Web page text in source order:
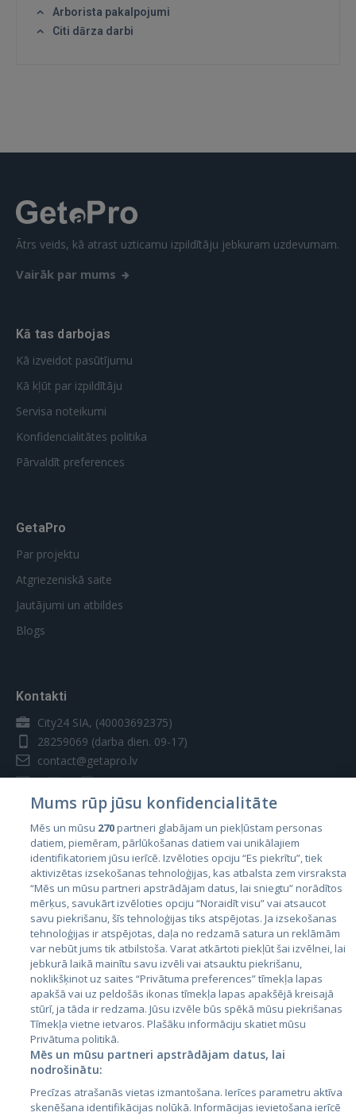
Arborista pakalpojumi
Citi dārza darbi
Ātrs veids, kā atrast uzticamu izpildītāju jebkuram uzdevumam.
Vairāk par mums
Kā tas darbojas
Kā izveidot pasūtījumu
Kā kļūt par izpildītāju
Servisa noteikumi
Konfidencialitātes politika
Pārvaldīt preferences
GetaPro
Par projektu
Atgriezeniskā saite
Jautājumi un atbildes
Blogs
Kontakti
City24 SIA, (40003692375)
28259069 (darba dien. 09-17)
contact@getapro.lv
Valstis
Igaunija
Latvija
Lietuva
City24.lv
City24.ee
Kainos.lt
Mums rūp jūsu konfidencialitāte
Mēs un mūsu 270partneri glabājam un piekļūstam personas
datiem, piemēram, pārlūkošanas datiem vai unikālajiem
identifikatoriem jūsu ierīcē. Izvēloties opciju “Es piekrītu”, tiek
aktivizētas izsekošanas tehnoloģijas, kas atbalsta zem virsraksta
“Mēs un mūsu partneri apstrādājam datus, lai sniegtu” norādītos
mērķus, savukārt izvēloties opciju “Noraidīt visu” vai atsaucot
savu piekrišanu, šīs tehnoloģijas tiks atspējotas. Ja izsekošanas
tehnoloģijas ir atspējotas, daļa no redzamā satura un reklāmām
var nebūt jums tik atbilstoša. Varat atkārtoti piekļūt šai izvēlnei, lai
jebkurā laikā mainītu savu izvēli vai atsauktu piekrišanu,
noklikšķinot uz saites “Privātuma preferences” tīmekļa lapas
apakšā vai uz peldošās ikonas tīmekļa lapas apakšējā kreisajā
stūrī, ja tāda ir redzama. Jūsu izvēle būs spēkā mūsu piekrišanas
Tīmekļa vietne ietvaros. Plašāku informāciju skatiet mūsu
Privātuma politikā.
Mēs un mūsu partneri apstrādājam datus, lai
nodrošinātu:
Precīzas atrašanās vietas izmantošana. Ierīces parametru aktīva
skenēšana identifikācijas nolūkā. Informācijas ievietošana ierīcē